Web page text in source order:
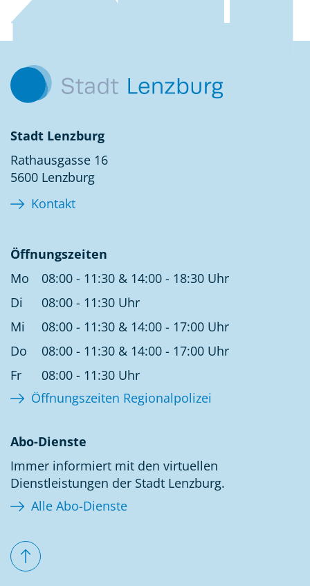
Stadt Lenzburg
Rathausgasse 16
5600 Lenzburg
Kontakt
Öffnungszeiten
Mo
08:00 - 11:30 & 14:00 - 18:30 Uhr
Di
08:00 - 11:30 Uhr
Mi
08:00 - 11:30 & 14:00 - 17:00 Uhr
Do
08:00 - 11:30 & 14:00 - 17:00 Uhr
Fr
08:00 - 11:30 Uhr
Öffnungszeiten Regionalpolizei
Abo-Dienste
Immer informiert mit den virtuellen
Dienstleistungen der Stadt Lenzburg.
Alle Abo-Dienste